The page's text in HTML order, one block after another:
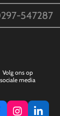
547287
Volg ons op
sociale media